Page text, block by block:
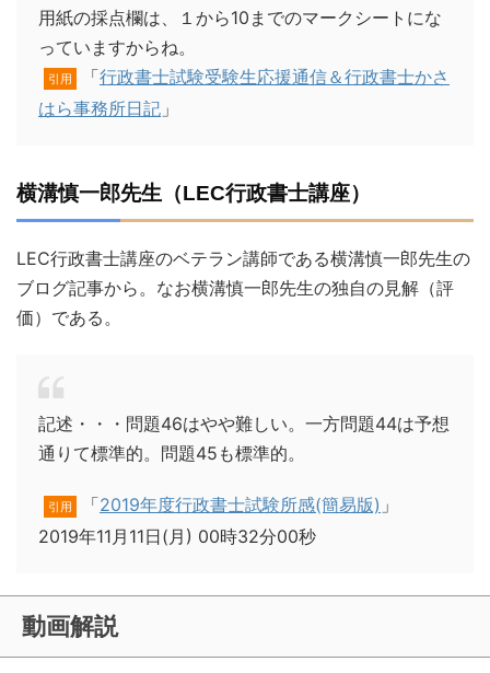
用紙の採点欄は、１から10までのマークシートにな
っていますからね。
引用 「行政書士試験受験生応援通信＆行政書士かさ
はら事務所日記 」
横溝慎一郎先生（LEC行政書士講座）
LEC行政書士講座のベテラン講師である横溝慎一郎先生の
ブログ記事から。なお横溝慎一郎先生の独自の見解（評
価）である。
記述・・・問題46はやや難しい。一方問題44は予想
通りて標準的。問題45も標準的。
引用 「2019年度行政書士試験所感(簡易版) 」
2019年11月11日(月) 00時32分00秒
動画解説